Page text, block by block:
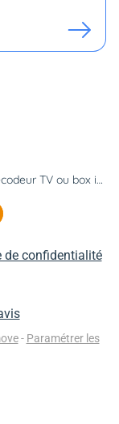
Box internet avec décodeur TV ou box internet seul : vers la fin d'une époque et le début d'une nouvelle ère ?
de confidentialité
- Paramétrer les